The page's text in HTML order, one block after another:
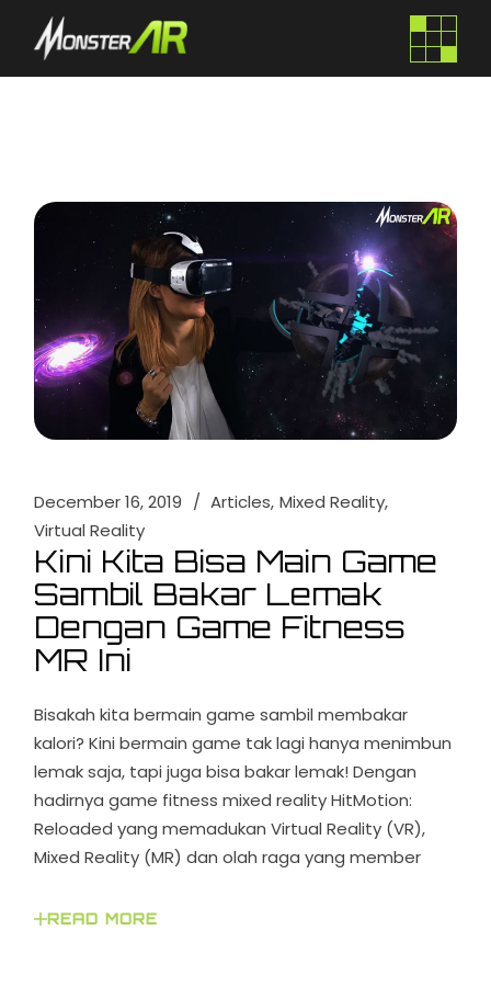
December 16, 2019 Articles Mixed Reality
Virtual Reality
Kini Kita Bisa Main Game
Sambil Bakar Lemak
Dengan Game Fitness
MR Ini
Bisakah kita bermain game sambil membakar
kalori? Kini bermain game tak lagi hanya menimbun
lemak saja, tapi juga bisa bakar lemak! Dengan
hadirnya game fitness mixed reality HitMotion:
Reloaded yang memadukan Virtual Reality (VR),
Mixed Reality (MR) dan olah raga yang member
READ MORE